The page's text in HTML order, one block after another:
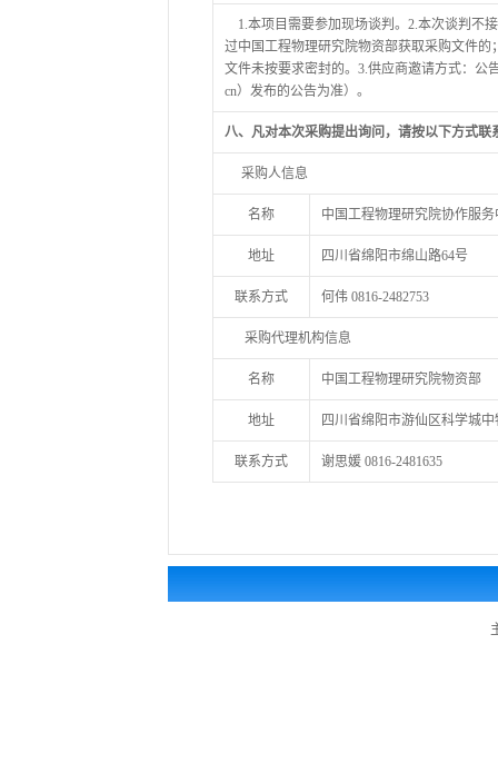
1.本项目需要参加现场谈判。2.本次谈判不
过中国工程物理研究院物资部获取采购文件
文件未按要求密封的。3.供应商邀请方式：公
cn）发布的公告为准）。
八、凡对本次采购提出询问，请按以下方式联
采购人信息
名称 中国工程物理研究院协作服务
地址 四川省绵阳市绵山路64号
联系方式 何伟 0816-2482753
采购代理机构信息
名称 中国工程物理研究院物资部
地址 四川省绵阳市游仙区科学城
联系方式 谢思媛 0816-2481635